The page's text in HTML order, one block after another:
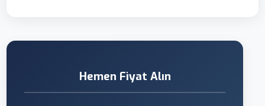
Hemen Fiyat Alın